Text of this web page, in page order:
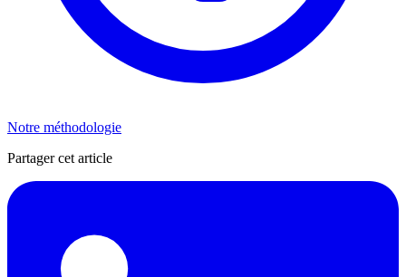
Notre méthodologie
Partager cet article